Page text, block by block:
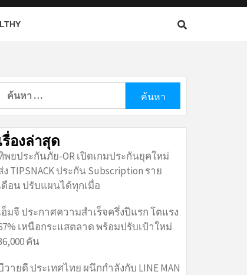
ค้นหา
รื่องล่าสุด
พยประกันภัย-OR เปิดเกมประกันยุคใหม่
ง TIPSNACK ประกัน Subscription ราย
ดือน ปรับแผนได้ทุกเมื่อ
อ็มจี ประกาศความสำเร็จครึ่งปีแรก โตแรง
เหนือกระแสตลาด พร้อมปรับเป้าใหม่
คัน
วายดี ประเทศไทย ผนึกกำลังกับ LINE MAN